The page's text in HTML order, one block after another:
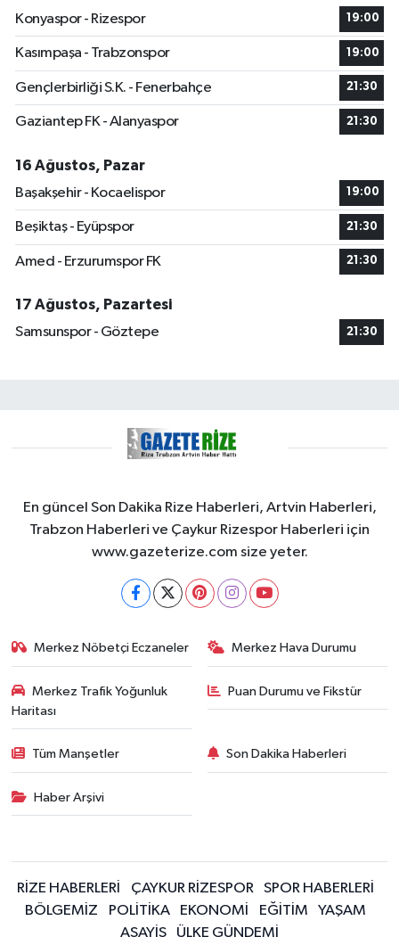
Konyaspor - Rizespor
19:00
Kasımpaşa - Trabzonspor 19:00
Gençlerbirliği S.K. - Fenerbahçe 21:30
Gaziantep FK - Alanyaspor 21:30
16 Ağustos, Pazar
Başakşehir - Kocaelispor
19:00
Beşiktaş - Eyüpspor 21:30
Amed - Erzurumspor FK 21:30
17 Ağustos, Pazartesi
Samsunspor - Göztepe
21:30
En güncel Son Dakika Rize Haberleri, Artvin Haberleri,
Trabzon Haberleri ve Çaykur Rizespor Haberleri için
www.gazeterize.com size yeter.
Merkez Nöbetçi Eczaneler Merkez Hava Durumu
Merkez Trafik Yoğunluk
Haritası
Puan Durumu ve Fikstür
Tüm Manşetler Son Dakika Haberleri
Haber Arşivi
RİZE HABERLERİ ÇAYKUR RİZESPOR
SPOR HABERLERİ
BÖLGEMİZ
POLİTİKA EKONOMİ EĞİTİM
YAŞAM
ASAYİŞ
ÜLKE GÜNDEMİ